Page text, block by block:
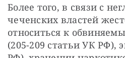
Более того, в связи с
чеченских властей
относиться к
(205-209 статьи УК РФ),